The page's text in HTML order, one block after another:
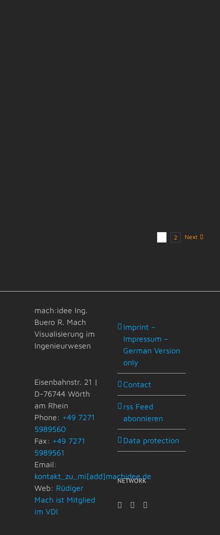
2 Next
mach:idee Ing.
Buero R. Mach
Visualisierung im
Ingenieurwesen
Eisenbahnstr. 21 |
D-76744 Wörth
am Rhein
Phone: +49 7271
5989560
Fax: +49 7271
5989561
Email:
kontakt_zu_mi[add]machidee.de
Web: Rüdiger
Mach ist Mitglied
im VDI
Imprint –
Impressum –
German Version
only
Contact
rss Feed
abonnieren
Data protection
NETWORK